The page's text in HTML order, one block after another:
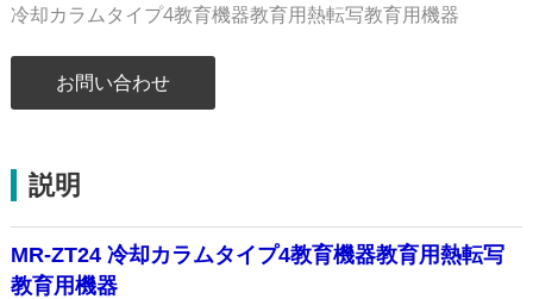
冷却カラムタイプ4教育機器教育用熱転写教育用機器
お問い合わせ
説明
MR-ZT24 冷却カラムタイプ4教育機器教育用熱転写
教育用機器